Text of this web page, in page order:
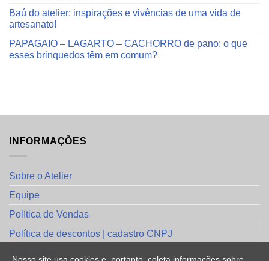
Baú do atelier: inspirações e vivências de uma vida de
artesanato!
PAPAGAIO – LAGARTO – CACHORRO de pano: o que
esses brinquedos têm em comum?
INFORMAÇÕES
Sobre o Atelier
Equipe
Política de Vendas
Política de descontos | cadastro CNPJ